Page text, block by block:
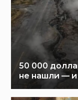
50 000
не нашли — и